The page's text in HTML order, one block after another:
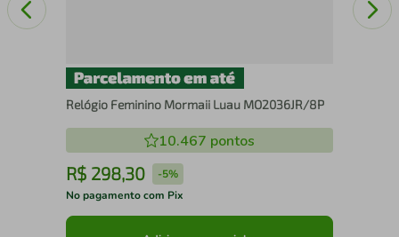
Relógio Feminino Mormaii Luau MO2036JR/8P
10.467 pontos
R$ 298,30 -5%
No pagamento com Pix